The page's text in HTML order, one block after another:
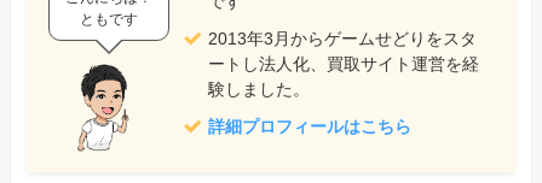
2013年3月からゲームせどりをスタ
ートし法人化、買取サイト運営を経
験しました。
詳細プロフィールはこちら
ともです